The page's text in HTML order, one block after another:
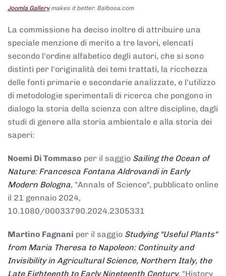
Joomla Gallerymakes it better. Balbooa.com
La commissione ha deciso inoltre di attribuire una
speciale menzione di merito a tre lavori, elencati
secondo l'ordine alfabetico degli autori, che si sono
distinti per l'originalità dei temi trattati, la ricchezza
delle fonti primarie e secondarie analizzate, e l'utilizzo
di metodologie sperimentali di ricerca che pongono in
dialogo la storia della scienza con altre discipline, dagli
studi di genere alla storia ambientale e alla storia dei
saperi:
Noemi Di Tommaso per il saggio Sailing the Ocean of
Nature: Francesca Fontana Aldrovandi in Early
Modern Bologna, "Annals of Science", pubblicato online
il 21 gennaio 2024,
10.1080/00033790.2024.2305331
Martino Fagnani per il saggio Studying "Useful Plants"
from Maria Theresa to Napoleon: Continuity and
Invisibility in Agricultural Science, Northern Italy, the
Late Eighteenth to Early Nineteenth Century, "History